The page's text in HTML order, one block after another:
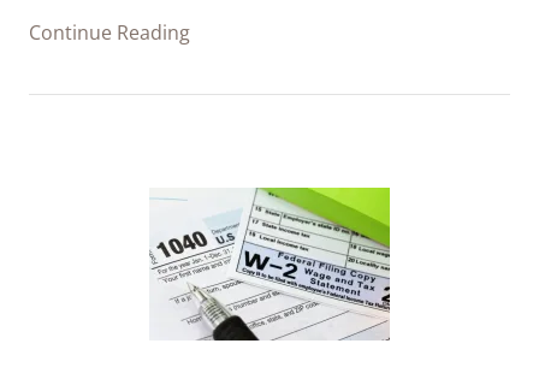
Continue Reading